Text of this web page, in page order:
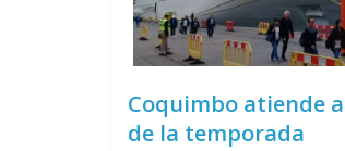
Coquimbo atiende
de la temporada